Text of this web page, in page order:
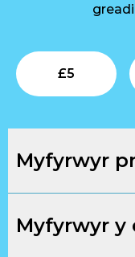
£5
Myfyrwyr
Myfyrwyr y